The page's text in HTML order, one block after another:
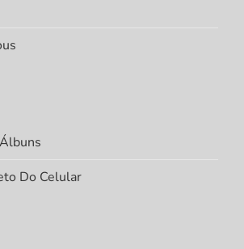
Do Celular